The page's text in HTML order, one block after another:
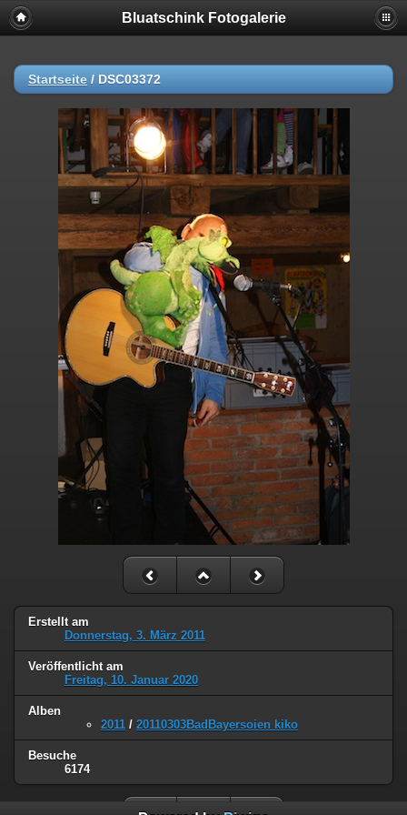
Bluatschink Fotogalerie
Startseite / DSC03372
Erstellt am
Donnerstag, 3. März 2011
Veröffentlicht am
Freitag, 10. Januar 2020
Alben
2011 / 20110303BadBayersoien kiko
Besuche
6174